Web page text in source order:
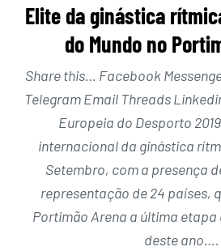
Elite da ginástica
do Mundo no
Share this… Facebook
Telegram Email Threads
Europeia do Desporto
internacional da ginástica
Setembro, com a presença
representação de 24 países,
Portimão Arena a última etapa
deste ano….